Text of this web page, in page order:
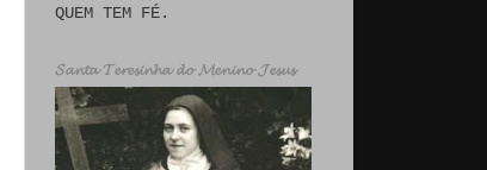
QUEM TEM FÉ.
𝓢𝓪𝓷𝓽𝓪 𝓣𝓮𝓻𝓮𝓼𝓲𝓷𝓱𝓪 𝓭𝓸 𝓜𝓮𝓷𝓲𝓷𝓸 𝓙𝓮𝓼𝓾𝓼